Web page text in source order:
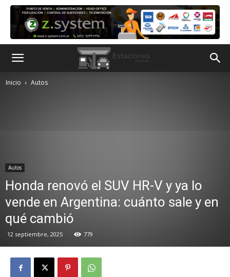
Inicio Autos
Autos
Honda renovó el SUV HR-V y ya lo
vende en Argentina: cuánto sale y en
qué cambió
12 septiembre, 2025 779